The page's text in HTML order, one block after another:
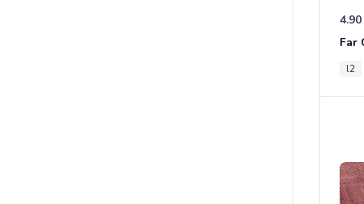
l2